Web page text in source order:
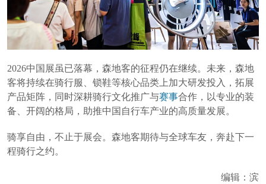
2026中国展虽已落幕，森地客的征程仍在继续。未来，森地
客将持续在骑行服、锁鞋等核心品类上加大研发投入，拓展
产品矩阵，同时深耕骑行文化推广与赛事合作，以专业的装
备、开阔的格局，助推中国自行车产业的高质量发展。
骑享自由，不止于展会。森地客期待与全球车友，奔赴下一
程骑行之约。
编辑：滨